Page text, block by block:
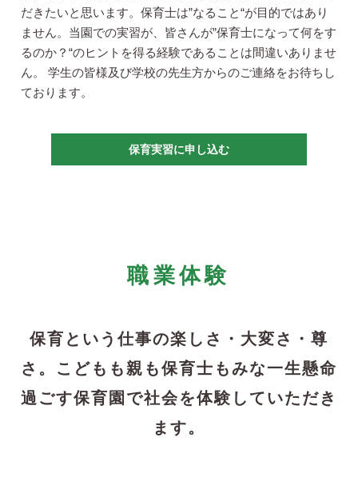
だきたいと思います。保育士は”なること“が目的ではあり
ません。当園での実習が、皆さんが”保育士になって何をす
るのか？“のヒントを得る経験であることは間違いありませ
ん。 学生の皆様及び学校の先生方からのご連絡をお待ちし
ております。
保育実習に申し込む
職業体験
保育という仕事の楽しさ・大変さ・尊
さ。こどもも親も保育士もみな一生懸命
過ごす保育園で社会を体験していただき
ます。